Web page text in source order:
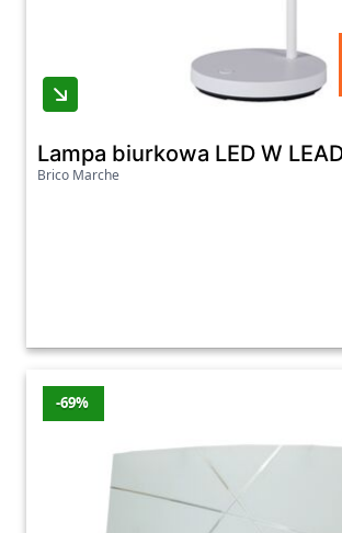
Lampa biurkowa LED W
Brico Marche
-69%